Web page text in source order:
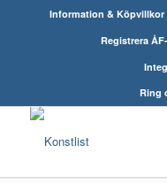
Information & Köpvillkor
Registrera
Ring